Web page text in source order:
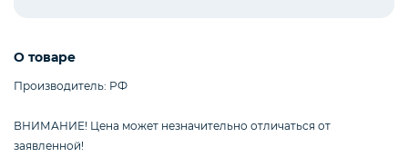
Курица, филе грудки, окорока
О товаре
Производитель: РФ
ВНИМАНИЕ! Цена может незначительно отличаться от
заявленной!